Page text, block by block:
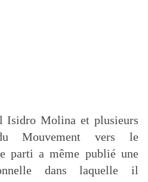
Isidro Molina et plusieurs
Mouvement vers le
parti a même publié une
dans laquelle il